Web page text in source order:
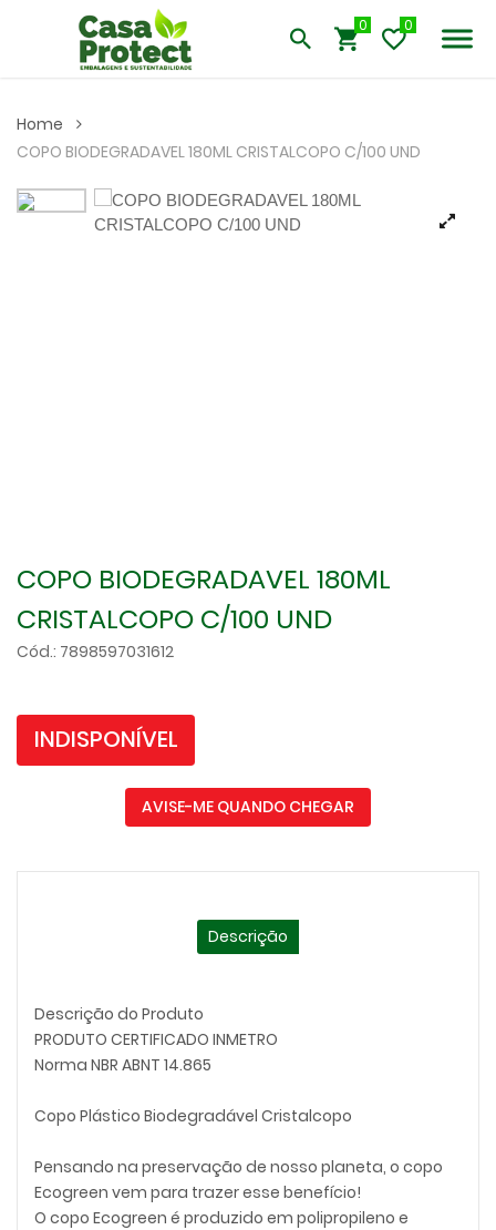
0
Home
COPO BIODEGRADAVEL 180ML CRISTALCOPO C/100 UND
COPO BIODEGRADAVEL 180ML
CRISTALCOPO C/100 UND
Cód.: 7898597031612
INDISPONÍVEL
AVISE-ME QUANDO CHEGAR
Descrição
Descrição do Produto
PRODUTO CERTIFICADO INMETRO
Norma NBR ABNT 14.865
Copo Plástico Biodegradável Cristalcopo
Pensando na preservação de nosso planeta, o copo
Ecogreen vem para trazer esse benefício!
O copo Ecogreen é produzido em polipropileno e